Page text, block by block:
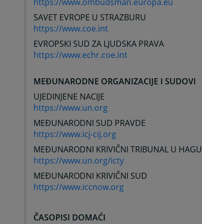
SAVET EVROPE U STRAZBURU
https://www.coe.int
EVROPSKI SUD ZA LJUDSKA PRAVA
https://www.echr.coe.int
MEĐUNARODNE ORGANIZACIJE I SUDOVI
UJEDINJENE NACIJE
https://www.un.org
MEĐUNARODNI SUD PRAVDE
https://www.icj-cij.org
MEĐUNARODNI KRIVIČNI TRIBUNAL U HAGU
https://www.un.org/icty
MEĐUNARODNI KRIVIČNI SUD
https://www.iccnow.org
ČASOPISI DOMAĆI